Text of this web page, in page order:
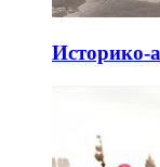
Историко-